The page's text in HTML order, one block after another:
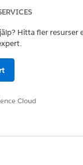
på
eller
kundcase.
Hitta fler resurser
Cloud